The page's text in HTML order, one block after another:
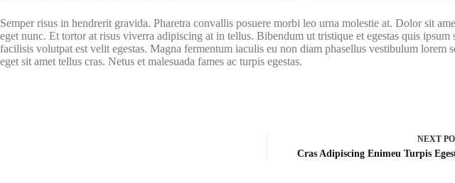
Semper risus in hendrerit gravida. Pharetra convallis posuere morbi leo urna molestie at. Dolor sit
eget nunc. Et tortor at risus viverra adipiscing at in tellus. Bibendum ut tristique et egestas quis
facilisis volutpat est velit egestas. Magna fermentum iaculis eu non diam phasellus vestibulum
eget sit amet tellus cras. Netus et malesuada fames ac turpis egestas.
NEXT
Cras Adipiscing Enimeu Turpis